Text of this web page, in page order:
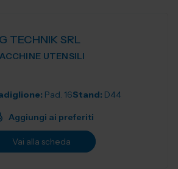
TECHNIK SRL
UTENSILI
Pad. 16Stand: D44
Aggiungi ai preferiti
Vai alla scheda